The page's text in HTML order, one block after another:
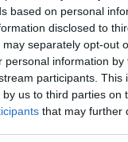
based on personal
disclosed to
separately opt-out
personal information
participants.
us to third parties on
that may further